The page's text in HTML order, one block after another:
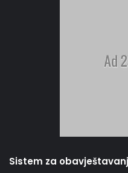
Sistem za